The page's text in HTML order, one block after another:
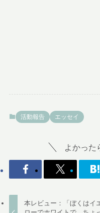
活動報告 エッセイ
よかった
本レビュー：「ぼくはイ